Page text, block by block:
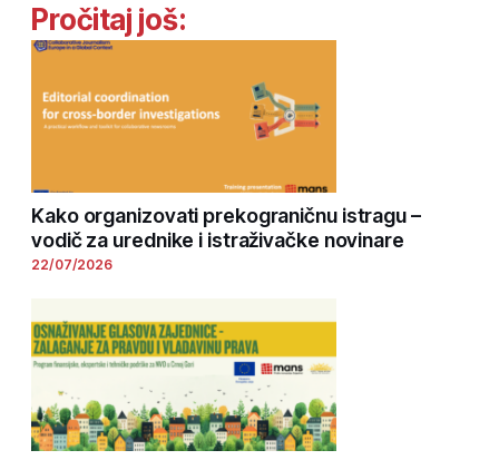
Pročitaj još:
Kako organizovati prekograničnu istragu –
vodič za urednike i istraživačke novinare
22/07/2026